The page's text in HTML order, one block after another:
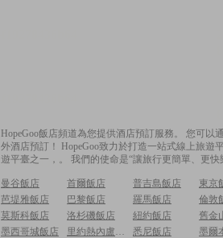
HopeGoo飯店頻道為您提供酒店預訂服務。 您可
外酒店預訂！ HopeGoo致力於打造一站式線上旅
遊平臺之一，。 我們的使命是“讓旅行更簡單、更
曼谷飯店 首爾飯店 普吉島飯店
東京
芭堤雅飯店
巴黎飯店 羅馬飯店
倫敦
莫斯科飯店
洛杉磯飯店 紐約飯店
舊金
墨西哥城飯店
里約熱內盧飯店 悉尼飯店 墨爾